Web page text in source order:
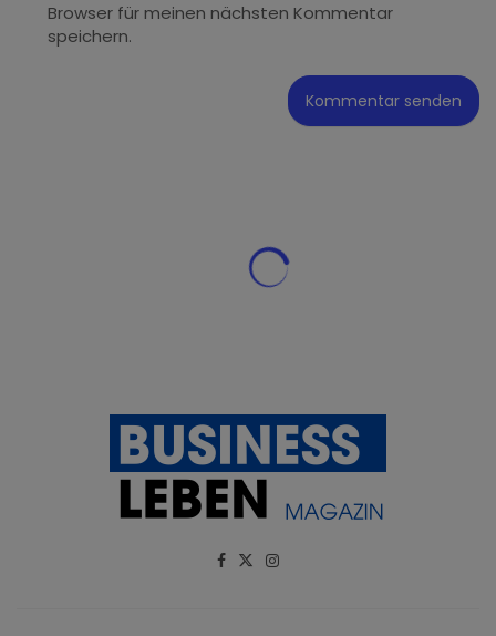
Browser für meinen nächsten Kommentar
speichern.